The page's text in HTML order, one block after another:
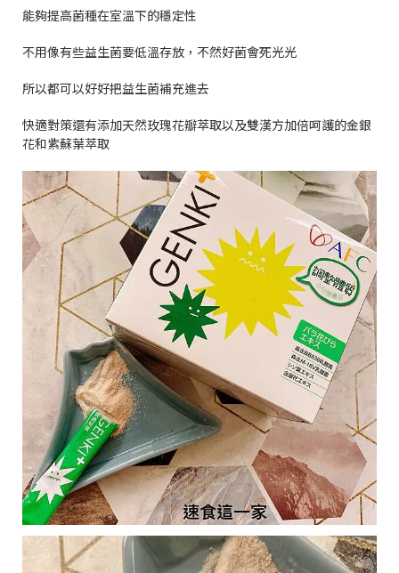
能夠提高菌種在室溫下的穩定性
不用像有些益生菌要低溫存放，不然好菌會死光光
所以都可以好好把益生菌補充進去
快適對策還有添加天然玫瑰花瓣萃取以及雙漢方加倍呵護的金銀
花和紫蘇葉萃取